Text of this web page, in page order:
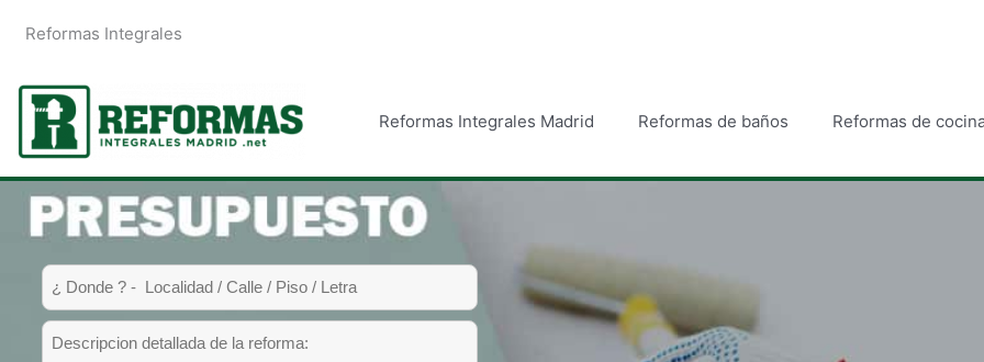
Reformas Integrales
Reformas Integrales Madrid Reformas de baños Reformas de